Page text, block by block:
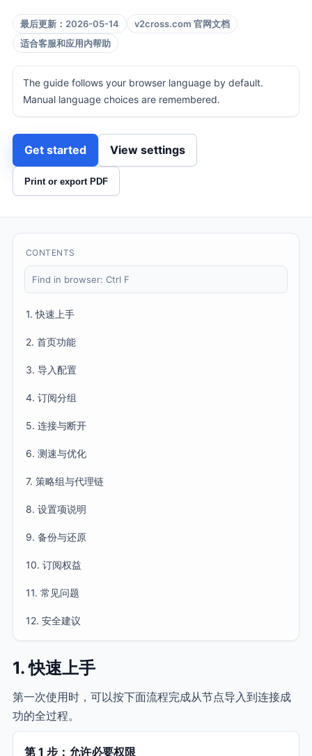
最后更新：2026-05-14
v2cross.com 官网文档
适合客服和应用内帮助
The guide follows your browser language by default.
Manual language choices are remembered.
Get started View settings
Print or export PDF
CONTENTS
Find in browser: Ctrl F
1. 快速上手
2. 首页功能
3. 导入配置
4. 订阅分组
5. 连接与断开
6. 测速与优化
7. 策略组与代理链
8. 设置项说明
9. 备份与还原
10. 订阅权益
11. 常见问题
12. 安全建议
1. 快速上手
第一次使用时，可以按下面流程完成从节点导入到连接成
功的全过程。
第 1 步：允许必要权限